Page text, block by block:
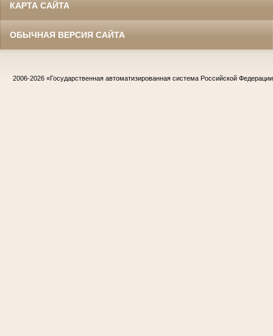
КАРТА САЙТА
ОБЫЧНАЯ ВЕРСИЯ САЙТА
2006-2026 «Государственная автоматизированная система Российской